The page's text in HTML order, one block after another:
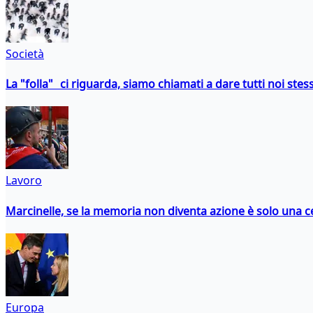
Società
La "folla" ci riguarda, siamo chiamati a dare tutti noi
Lavoro
Marcinelle, se la memoria non diventa azione è solo una
Europa